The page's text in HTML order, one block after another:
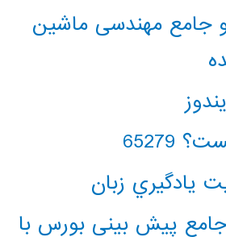
جامع مهندسی ماشین
يادگيري زبان
پیش بینی بورس با